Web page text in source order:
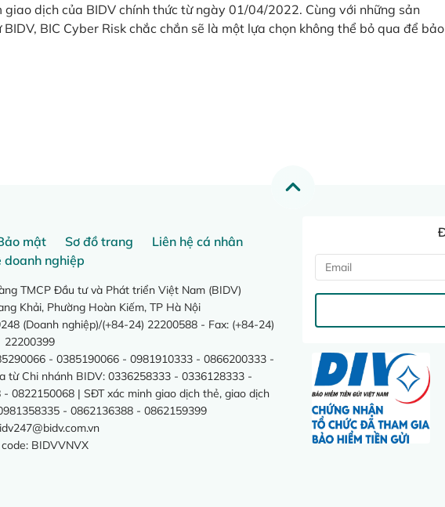
dịch của BIDV chính thức từ ngày 01/04/2022. Cùng với những sản
BIC Cyber Risk chắc chắn sẽ là một lựa chọn không thể bỏ qua để bảo
mật Sơ đồ trang
Liên hệ cá nhân
doanh nghiệp
TMCP Đầu tư và Phát triển Việt Nam (BIDV)
Khải, Phường Hoàn Kiếm, TP Hà Nội
(Doanh nghiệp)/(+84-24) 22200588 - Fax: (+84-24)
22200399
- 0385190066 - 0981910333 - 0866200333 -
từ Chi nhánh BIDV: 0336258333 - 0336128333 -
0822150068 | SĐT xác minh giao dịch thẻ, giao dịch
- 0862136388 - 0862159399
BIDVVNVX